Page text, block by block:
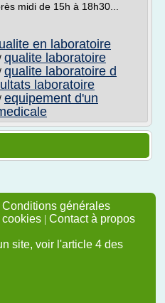
midi de 15h à 18h30...
en laboratoire
qualite laboratoire
qualite laboratoire d
laboratoire
equipement d'un
Conditions générales
| Contact à propos
site, voir l'article 4 des